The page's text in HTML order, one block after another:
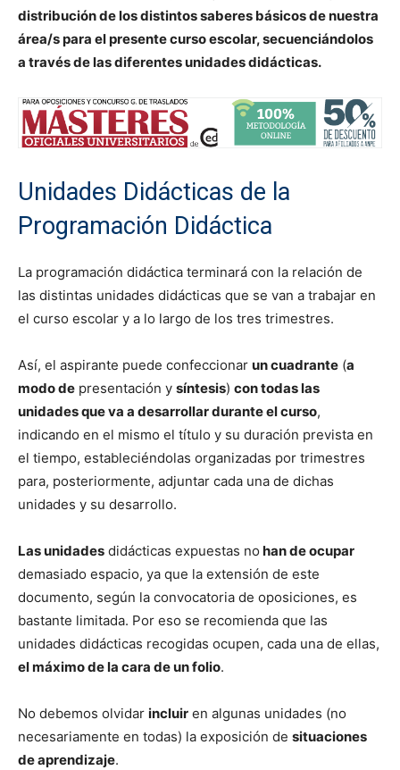
distribución de los distintos saberes básicos de nuestra
área/s para el presente curso escolar, secuenciándolos
a través de las diferentes unidades didácticas.
Unidades Didácticas de la
Programación Didáctica
La programación didáctica terminará con la relación de
las distintas unidades didácticas que se van a trabajar en
el curso escolar y a lo largo de los tres trimestres.
Así, el aspirante puede confeccionar un cuadrante (a
modo de presentación y síntesis) con todas las
unidades que va a desarrollar durante el curso,
indicando en el mismo el título y su duración prevista en
el tiempo, estableciéndolas organizadas por trimestres
para, posteriormente, adjuntar cada una de dichas
unidades y su desarrollo.
Las unidades didácticas expuestas no han de ocupar
demasiado espacio, ya que la extensión de este
documento, según la convocatoria de oposiciones, es
bastante limitada. Por eso se recomienda que las
unidades didácticas recogidas ocupen, cada una de ellas,
el máximo de la cara de un folio.
No debemos olvidar incluir en algunas unidades (no
necesariamente en todas) la exposición de situaciones
de aprendizaje.